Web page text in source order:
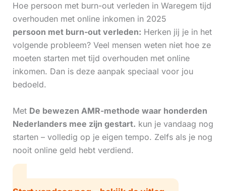
Hoe persoon met burn-out verleden in Waregem tijd
overhouden met online inkomen in 2025
persoon met burn-out verleden: Herken jij je in het
volgende probleem? Veel mensen weten niet hoe ze
moeten starten met tijd overhouden met online
inkomen. Dan is deze aanpak speciaal voor jou
bedoeld.
Met De bewezen AMR-methode waar honderden
Nederlanders mee zijn gestart. kun je vandaag nog
starten – volledig op je eigen tempo. Zelfs als je nog
nooit online geld hebt verdiend.